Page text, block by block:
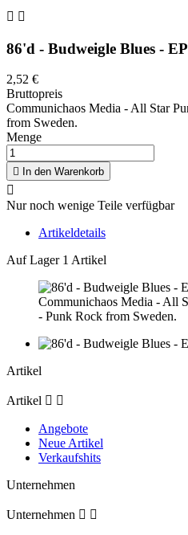
 
86'd - Budweigle Blues - EP
2,52 €
Bruttopreis
Communichaos Media - All Star
from Sweden.
Menge
 In den Warenkorb

Nur noch wenige Teile verfügbar
Artikeldetails
Auf Lager 1 Artikel
Communichaos Media - All
- Punk Rock from Sweden.
Artikel
Artikel  
Angebote
Neue Artikel
Verkaufshits
Unternehmen
Unternehmen  